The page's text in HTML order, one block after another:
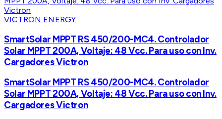
VICTRON ENERGY
SmartSolar MPPT RS 450/200-MC4. Controlador
Solar MPPT 200A, Voltaje: 48 Vcc. Para uso con Inv.
Cargadores Victron
SmartSolar MPPT RS 450/200-MC4. Controlador
Solar MPPT 200A, Voltaje: 48 Vcc. Para uso con Inv.
Cargadores Victron